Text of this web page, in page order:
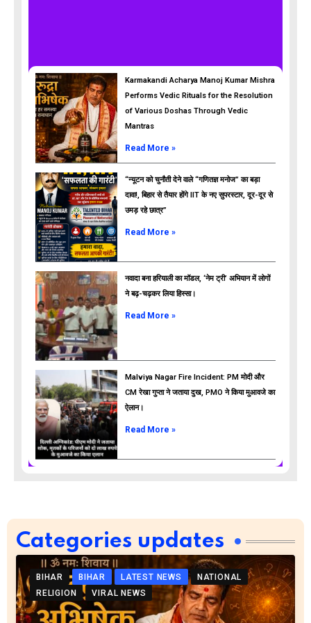
ads
Karmakandi Acharya Manoj Kumar Mishra
Performs Vedic Rituals for the Resolution
of Various Doshas Through Vedic
Mantras
Read More »
“न्यूटन को चुनौती देने वाले “गणितज्ञ मनोज” का बड़ा
दावा!, बिहार से तैयार होंगे IIT के नए सुपरस्टार, दूर-दूर से
उमड़ रहे छात्र”
Read More »
नवादा बना हरियाली का मॉडल, ‘नेम ट्री’ अभियान में लोगों
ने बढ़-चढ़कर लिया हिस्सा।
Read More »
Malviya Nagar Fire Incident: PM मोदी और
CM रेखा गुप्ता ने जताया दुख, PMO ने किया मुआवजे का
ऐलान।
Read More »
Categories updates
BIHAR BIHAR LATEST NEWS
NATIONAL
RELIGION
VIRAL NEWS